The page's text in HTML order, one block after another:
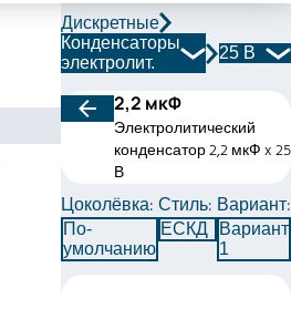
Дискретные
Конденсаторы
электролит.
25 В
2,2 мкФ
Электролитический
конденсатор 2,2 мкФ x 25
В
Цоколёвка:
По-
умолчанию
Стиль:
ЕСКД
Вариант:
Вариант
1